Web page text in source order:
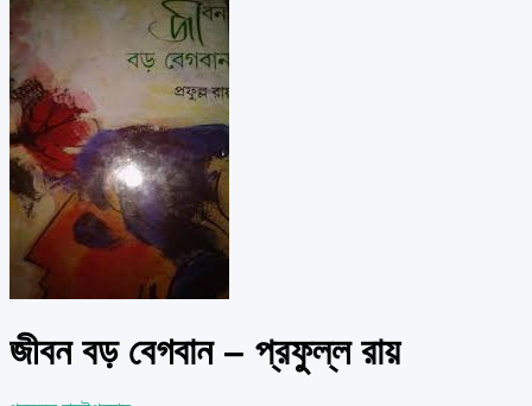
জীবন বড় বেগবান – প্রফুল্ল রায়